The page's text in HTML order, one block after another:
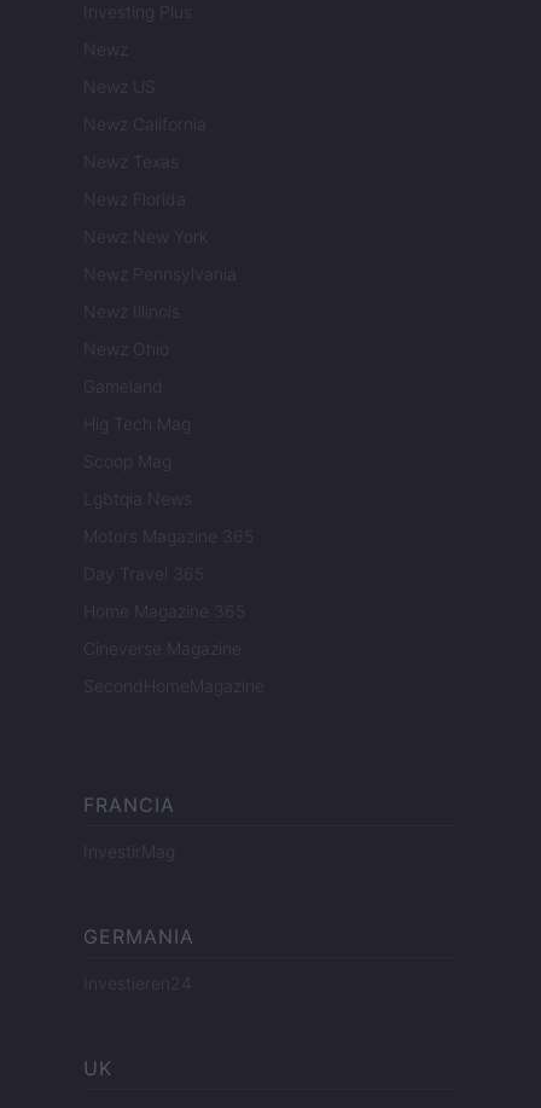
Investing Plus
Newz
Newz US
Newz California
Newz Texas
Newz Florida
Newz New York
Newz Pennsylvania
Newz Illinois
Newz Ohio
Gameland
Hig Tech Mag
Scoop Mag
Lgbtqia News
Motors Magazine 365
Day Travel 365
Home Magazine 365
Cineverse Magazine
SecondHomeMagazine
FRANCIA
InvestirMag
GERMANIA
Investieren24
UK